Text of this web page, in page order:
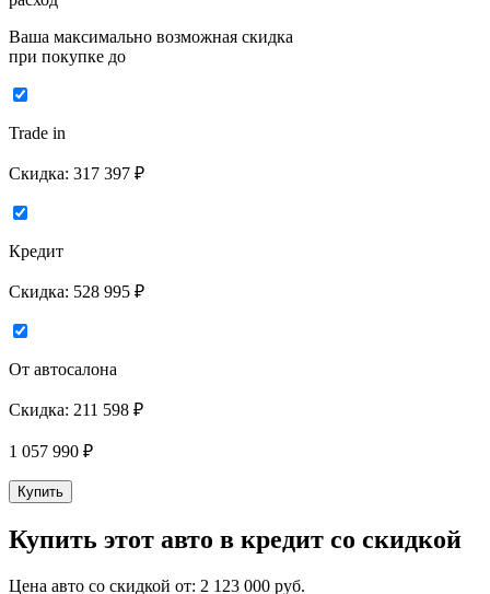
Ваша максимально возможная скидка
при покупке до
Trade in
Скидка: 317 397 ₽
Кредит
Скидка: 528 995 ₽
От автосалона
Скидка: 211 598 ₽
1 057 990 ₽
Купить
Купить этот авто в кредит со скидкой
Цена авто со скидкой от: 2 123 000 руб.